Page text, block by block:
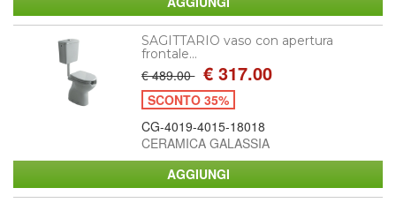
SAGITTARIO vaso con apertura
frontale...
€ 489.00 € 317.00
SCONTO 35%
CG-4019-4015-18018
CERAMICA GALASSIA